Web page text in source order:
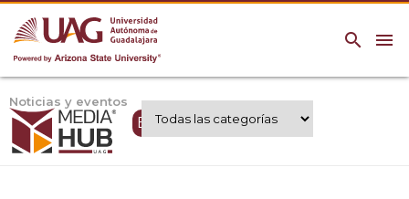
menu
search
Noticias y eventos
Expertos UAG